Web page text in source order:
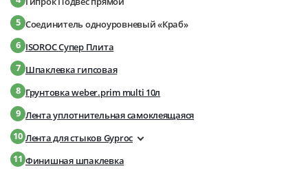
5 Соединитель одноуровневый «Краб»
6 ISOROC Супер Плита
7 Шпаклевка гипсовая
8 Грунтовка weber.prim multi 10л
9 Лента уплотнительная самоклеящаяся
10 Лента для стыков Gyproc
11 Финишная шпаклевка